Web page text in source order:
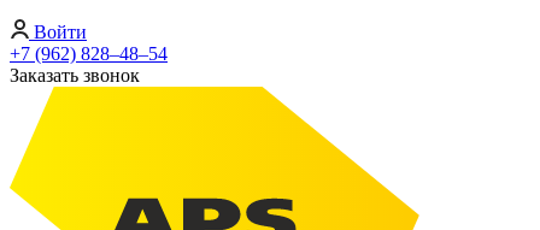
Войти
+7 (962) 828‒48‒54
Заказать звонок